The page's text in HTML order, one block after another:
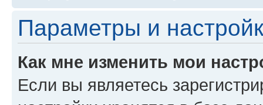
Параметры и
Как мне изменить мои
Если вы являетесь